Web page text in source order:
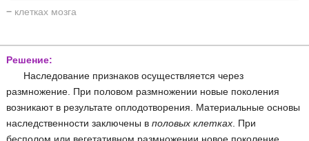
− клетках мозга
Решение:
Наследование признаков осуществляется через
размножение. При половом размножении новые поколения
возникают в результате оплодотворения. Материальные основы
наследственности заключены в половых клетках . При
бесполом или вегетативном размножении новое поколение